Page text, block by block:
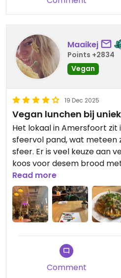
Maaikej
Points +2834
Vegan
19 Dec 2025
Vegan lunchen bij
Het lokaal in Amersfoort zit
sfeervol pand, wat meteen
sfeer. Er is veel keuze aan
koos voor desem brood
hummus: vers, smaakvol en
afgestemd.
Updated from previous
Read more
Comment